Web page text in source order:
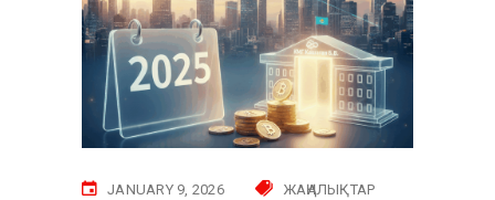
JANUARY 9, 2026 ЖАҢАЛЫҚТАР